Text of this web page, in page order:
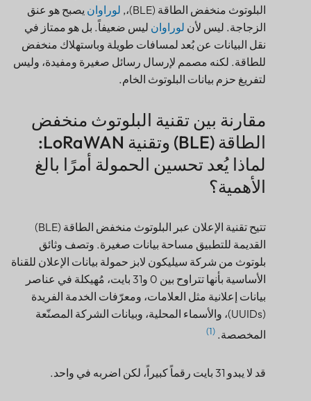
الزجاجة. ليس لأنلوراوانليس ضعيفاً. بل هو ممتاز في
نقل البيانات عن بُعد لمسافات طويلة وباستهلاك منخفض
للطاقة. لكنه مصمم لإرسال رسائل صغيرة ومفيدة، وليس
لتفريغ حزم بيانات البلوتوث الخام.
الطاقة (BLE) وتقنية LoRaWAN:
لماذا يُعد تحسين الحمولة أمرًا بالغ
الأهمية؟
القديمة للتطبيق مساحة بيانات صغيرة. وتصف وثائق
بلوتوث من شركة سيليكون لابز حمولة بيانات الإعلان للقناة
الأساسية بأنها تتراوح بين 0 و31 بايت، مُهيكلة في عناصر
بيانات إعلانية مثل العلامات، ومعرّفات الخدمة الفريدة
(UUIDs)، والأسماء المحلية، وبيانات الشركة المصنّعة
المخصصة.(1)